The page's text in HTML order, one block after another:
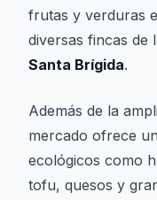
frutas y verduras
diversas fincas de
Santa Brígida.
Además de la
mercado ofrece
ecológicos como
tofu, quesos y